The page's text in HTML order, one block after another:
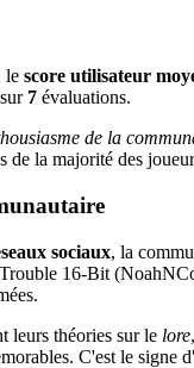
le score utilisateur
7 évaluations.
de la
de la majorité des
sociaux, la
16-Bit
leurs théories sur le lore
C'est le signe